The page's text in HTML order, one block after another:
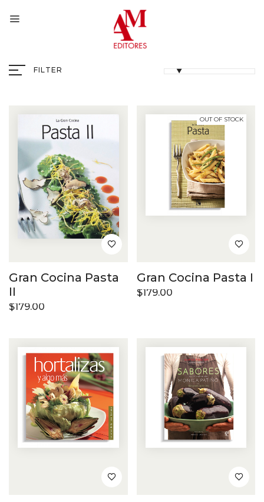
FILTER
Gran Cocina Pasta
II
$179.00
OUT OF STOCK
Gran Cocina Pasta I
$179.00